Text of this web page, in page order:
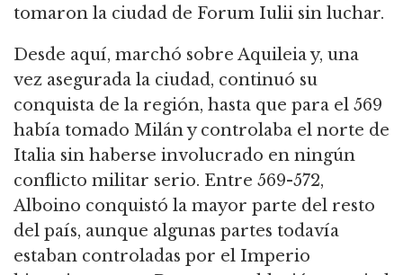
tomaron la ciudad de Forum Iulii sin luchar.
Desde aquí, marchó sobre Aquileia y, una
vez asegurada la ciudad, continuó su
conquista de la región, hasta que para el 569
había tomado Milán y controlaba el norte de
Italia sin haberse involucrado en ningún
conflicto militar serio. Entre 569-572,
Alboino conquistó la mayor parte del resto
del país, aunque algunas partes todavía
estaban controladas por el Imperio